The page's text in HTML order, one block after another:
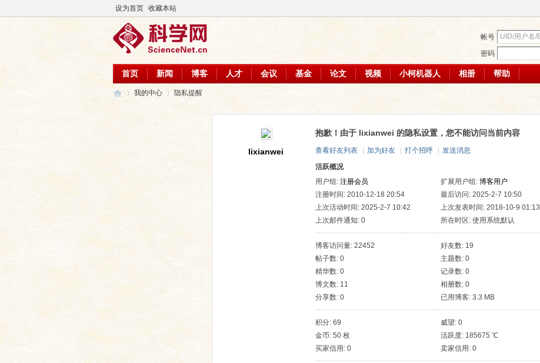
设为首页 收藏本站
帐号
密码
首页 新闻 博客 人才 会议 基金 论文 视频 小柯机器人 相册 帮助
学
›
我的中心 隐私提醒
lixianwei
抱歉！由于 lixianwei 的隐私设置，您不能访问当前内容
查看好友列表 加为好友 打个招呼
发送消息
活跃概况
用户组: 注册会员 扩展用户组: 博客用户
注册时间: 2010-12-18 20:54
最后访问: 2025-2-7 10:50
上次活动时间: 2025-2-7 10:42
上次发表时间: 2018-10-9 01:13
上次邮件通知: 0
所在时区: 使用系统默认
博客访问量: 22452
好友数: 19
帖子数: 0
主题数: 0
精华数: 0
记录数: 0
博文数: 11
相册数: 0
分享数: 0
已用博客: 3.3 MB
积分: 69
威望: 0
金币: 50 枚
活跃度: 185675 ℃
买家信用: 0
卖家信用: 0